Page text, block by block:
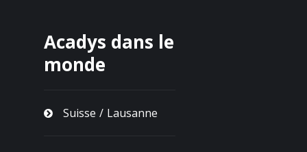
Acadys dans le
monde
Suisse / Lausanne